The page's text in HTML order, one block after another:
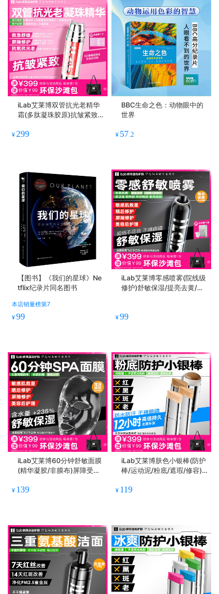
iLab艾莱博双管抗光老精华
霜(多肽凝珠胶原)抗皱紧致/
¥299
BBC生命之色：动物眼中的
世界
¥ 57.2
【图书】《我们的星球》Ne
tflix纪录片同名图书
本店销量榜第7
¥99
iLab艾莱博零感喷雾(院线级
修护)舒敏保湿/提亮去黄/抗
¥99
iLab艾莱博60分钟舒敏面膜
(精华凝胶/非膜布)屏障受损/
¥ 139
iLab艾莱博肤色小银棒(防护
棒/运动泥/粉底/遮瑕/修容)
¥ 119